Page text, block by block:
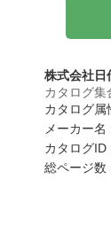
株式会社日
カタログ集
カタログ
メーカー
カタログ
総ページ